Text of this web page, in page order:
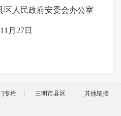
府安委会办公室
日
专栏 三明市县区 其他链接